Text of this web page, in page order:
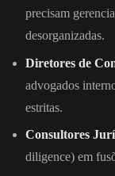
precisam
desorganizadas.
Diretores de
advogados
estritas.
Consultores
diligence) em